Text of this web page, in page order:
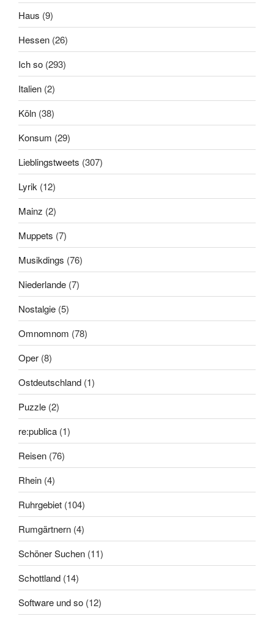
Haus (9)
Hessen (26)
Ich so (293)
Italien (2)
Köln (38)
Konsum (29)
Lieblingstweets (307)
Lyrik (12)
Mainz (2)
Muppets (7)
Musikdings (76)
Niederlande (7)
Nostalgie (5)
Omnomnom (78)
Oper (8)
Ostdeutschland (1)
Puzzle (2)
re:publica (1)
Reisen (76)
Rhein (4)
Ruhrgebiet (104)
Rumgärtnern (4)
Schöner Suchen (11)
Schottland (14)
Software und so (12)